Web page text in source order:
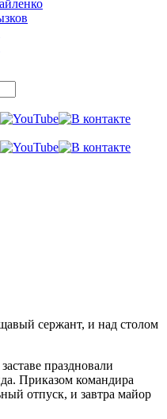
сержант, и над столом
праздновали
Приказом командира
отпуск, и завтра майор